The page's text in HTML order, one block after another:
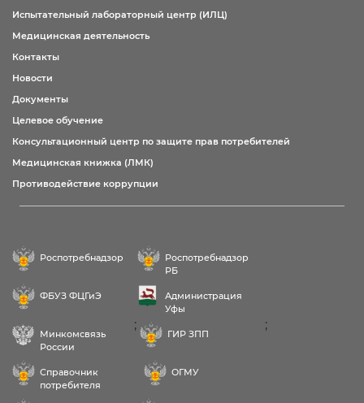
Испытательный лабораторный центр (ИЛЦ)
Медицинская деятельность
Контакты
Новости
Документы
Целевое обучение
Консультационный центр по защите прав потребителей
Медицинская книжка (ЛМК)
Противодействие коррупции
Роспотребнадзор
Роспотребнадзор
РБ
ФБУЗ ФЦГиЭ
Администрация
Уфы
Минкомсвязь
России
;
ГИР ЗПП
;
Справочник
потребителя
ОГМУ